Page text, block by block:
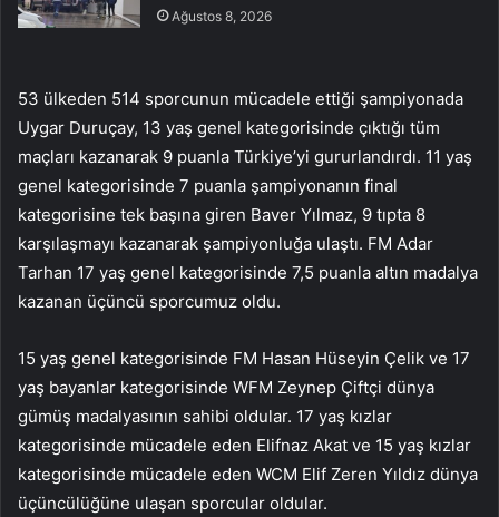
Ağustos 8, 2026
53 ülkeden 514 sporcunun mücadele ettiği şampiyonada
Uygar Duruçay, 13 yaş genel kategorisinde çıktığı tüm
maçları kazanarak 9 puanla Türkiye’yi gururlandırdı. 11 yaş
genel kategorisinde 7 puanla şampiyonanın final
kategorisine tek başına giren Baver Yılmaz, 9 tıpta 8
karşılaşmayı kazanarak şampiyonluğa ulaştı. FM Adar
Tarhan 17 yaş genel kategorisinde 7,5 puanla altın madalya
kazanan üçüncü sporcumuz oldu.
15 yaş genel kategorisinde FM Hasan Hüseyin Çelik ve 17
yaş bayanlar kategorisinde WFM Zeynep Çiftçi dünya
gümüş madalyasının sahibi oldular. 17 yaş kızlar
kategorisinde mücadele eden Elifnaz Akat ve 15 yaş kızlar
kategorisinde mücadele eden WCM Elif Zeren Yıldız dünya
üçüncülüğüne ulaşan sporcular oldular.